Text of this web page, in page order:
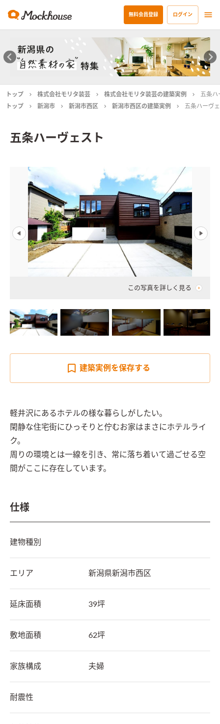
無料会員登録 ログイン
トップ 株式会社モリタ装芸 株式会社モリタ装芸の建築実例
五条ハ
トップ
新潟市 新潟市西区 新潟市西区の建築実例 五条ハーヴ
五条ハーヴェスト
この写真を詳しく見る
建築実例を保存する
軽井沢にあるホテルの様な暮らしがしたい。
閑静な住宅街にひっそりと佇むお家はまさにホテルライ
ク。
周りの環境とは一線を引き、常に落ち着いて過ごせる空
間がここに存在しています。
仕様
建物種別
エリア 新潟県新潟市西区
延床面積 39坪
敷地面積 62坪
家族構成 夫婦
耐震性